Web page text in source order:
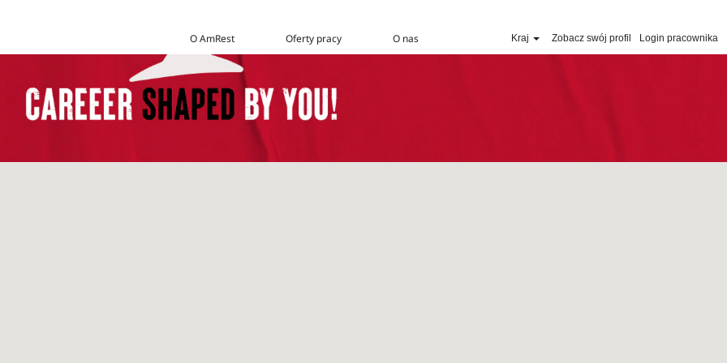
O AmRest Oferty pracy O nas Kraj Zobacz swój profil Login pracownika